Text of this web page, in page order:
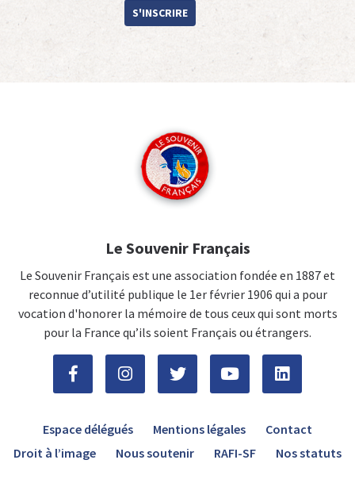
S'INSCRIRE
Le Souvenir Français
Le Souvenir Français est une association fondée en 1887 et
reconnue d’utilité publique le 1er février 1906 qui a pour
vocation d'honorer la mémoire de tous ceux qui sont morts
pour la France qu’ils soient Français ou étrangers.
Espace délégués Mentions légales
Contact
Droit à l’image
Nous soutenir RAFI-SF Nos statuts